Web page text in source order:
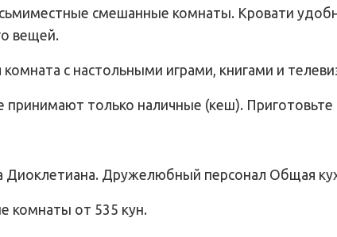
смешанные комнаты. Кровати
вещей.
с настольными играми, книгами и
принимают только наличные (кеш). Приготовьте
Диоклетиана. Дружелюбный персонал Общая
комнаты от 535 кун.